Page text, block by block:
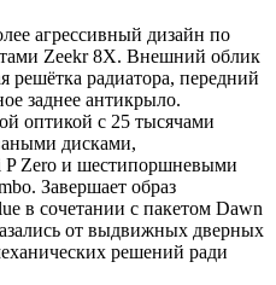
агрессивный дизайн по
Zeekr 8X. Внешний облик
решётка радиатора, передний
заднее антикрыло.
оптикой с 25 тысячами
дисками,
Zero и шестипоршневыми
Завершает образ
в сочетании с пакетом Dawn
от выдвижных дверных
решений ради